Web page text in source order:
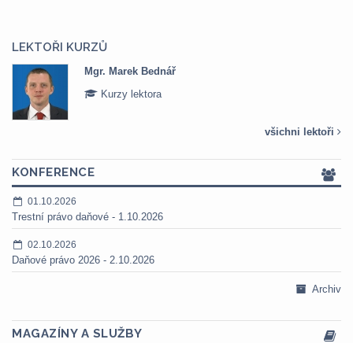
LEKTOŘI KURZŮ
Mgr. Marek Bednář
Kurzy lektora
všichni lektoři
KONFERENCE
01.10.2026
Trestní právo daňové - 1.10.2026
02.10.2026
Daňové právo 2026 - 2.10.2026
Archiv
MAGAZÍNY A SLUŽBY